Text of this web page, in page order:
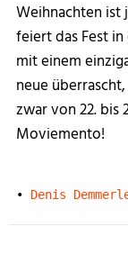
Weihnachten ist
feiert das Fest
mit einem
neue
zwar von 22. bis
Moviemento!
• Denis